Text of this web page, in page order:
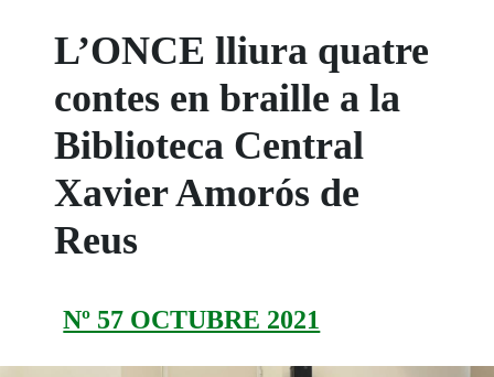
L’ONCE lliura quatre
contes en braille a la
Biblioteca Central
Xavier Amorós de
Reus
Nº 57 OCTUBRE 2021